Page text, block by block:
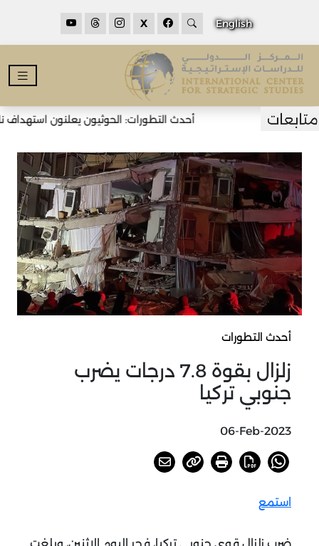
English
X
أحدث التطورات: الحوثيون يعلنون استهداف
أحدث التطورات
زلزال بقوة 7.8 درجات يضرب
جنوبي تركيا
06-Feb-2023
استمع